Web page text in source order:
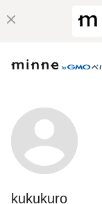
kukukuro